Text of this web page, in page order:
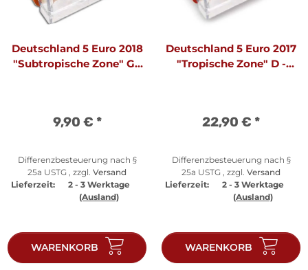
Deutschland 5 Euro 2018
"Subtropische Zone" G -
9,90 € *
Differenzbesteuerung nach §
25a USTG , zzgl. Versand
Lieferzeit:
2 - 3 Werktage
(Ausland)
WARENKORB
Deutschland 5 Euro 2017
"Tropische Zone" D -
22,90 € *
Differenzbesteuerung nach §
25a USTG , zzgl. Versand
Lieferzeit:
2 - 3 Werktage
(Ausland)
WARENKORB